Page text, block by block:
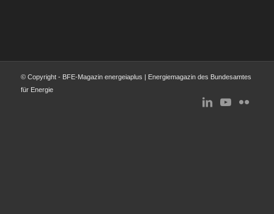
© Copyright - BFE-Magazin energeiaplus | Energiemagazin des Bundesamtes
für Energie